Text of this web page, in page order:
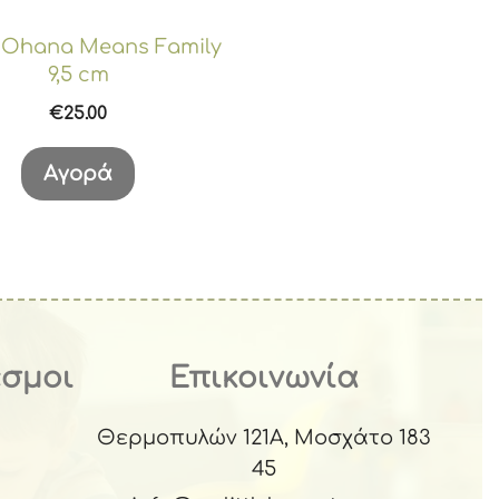
Means Family
9,5 cm
€25.00
Αγορά
Επικοινωνία
Θερμοπυλών 121Α, Μοσχάτο 183
45